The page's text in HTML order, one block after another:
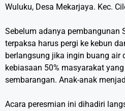
Wuluku, Desa Mekarjaya. Kec.
Sebelum adanya pembangunan
terpaksa harus pergi ke kebun
berlangsung jika ingin buang air
kebiasaan 50% masyarakat
sembarangan. Anak-anak
Acara peresmian ini dihadiri